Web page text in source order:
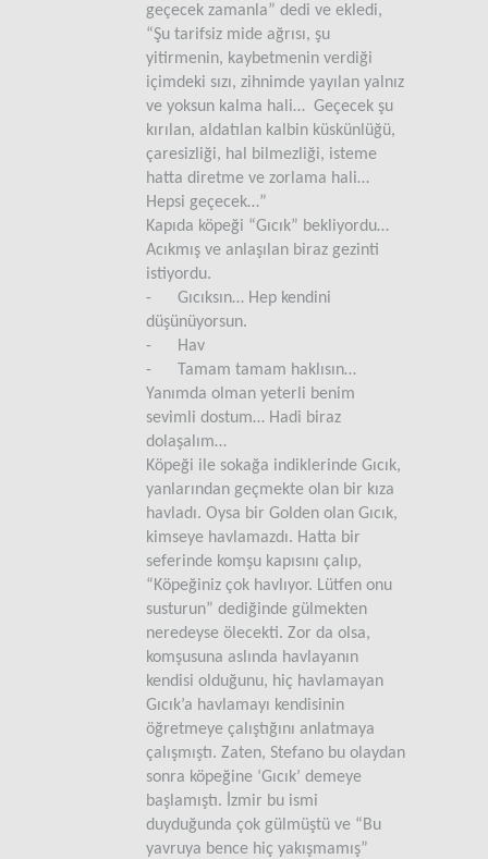
geçecek zamanla” dedi ve ekledi,
“Şu tarifsiz mide ağrısı, şu
yitirmenin, kaybetmenin verdiği
içimdeki sızı, zihnimde yayılan yalnız
ve yoksun kalma hali… Geçecek şu
kırılan, aldatılan kalbin küskünlüğü,
çaresizliği, hal bilmezliği, isteme
hatta diretme ve zorlama hali…
Hepsi geçecek…”
Kapıda köpeği “Gıcık” bekliyordu…
Acıkmış ve anlaşılan biraz gezinti
istiyordu.
- Gıcıksın… Hep kendini
düşünüyorsun.
- Hav
- Tamam tamam haklısın…
Yanımda olman yeterli benim
sevimli dostum… Hadi biraz
dolaşalım…
Köpeği ile sokağa indiklerinde Gıcık,
yanlarından geçmekte olan bir kıza
havladı. Oysa bir Golden olan Gıcık,
kimseye havlamazdı. Hatta bir
seferinde komşu kapısını çalıp,
“Köpeğiniz çok havlıyor. Lütfen onu
susturun” dediğinde gülmekten
neredeyse ölecekti. Zor da olsa,
komşusuna aslında havlayanın
kendisi olduğunu, hiç havlamayan
Gıcık’a havlamayı kendisinin
öğretmeye çalıştığını anlatmaya
çalışmıştı. Zaten, Stefano bu olaydan
sonra köpeğine ‘Gıcık’ demeye
başlamıştı. İzmir bu ismi
duyduğunda çok gülmüştü ve “Bu
yavruya bence hiç yakışmamış”